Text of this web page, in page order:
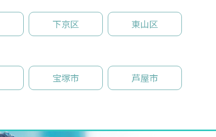
下京区 東山区
宝塚市 芦屋市